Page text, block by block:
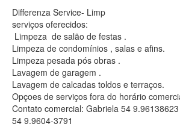
o
o
k
o
n
Differenza Service- Limp
serviços oferecidos:
Limpeza de salão de festas .
Limpeza de condomínios , salas e afins.
Limpeza pesada pós obras .
Lavagem de garagem .
Lavagem de calcadas toldos e terraços.
Opçoes de serviços fora do horário
Contato comercial: Gabriela 54 9.96138623
54 9.9604-3791